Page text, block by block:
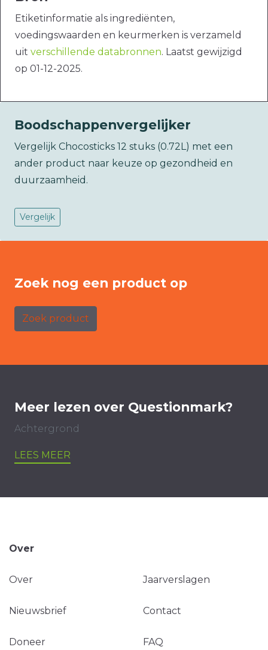
Etiketinformatie als ingrediënten,
voedingswaarden en keurmerken is verzameld
uit verschillende databronnen. Laatst gewijzigd
op 01-12-2025.
Boodschappenvergelijker
Vergelijk Chocosticks 12 stuks (0.72L) met een
ander product naar keuze op gezondheid en
duurzaamheid.
Vergelijk
Zoek nog een product op
Zoek product
Meer lezen over Questionmark?
Achtergrond
LEES MEER
Over
Over Jaarverslagen
Nieuwsbrief Contact
Doneer FAQ